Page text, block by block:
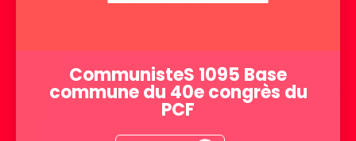
CommunisteS 1095 Base
commune du 40e congrès du
PCF